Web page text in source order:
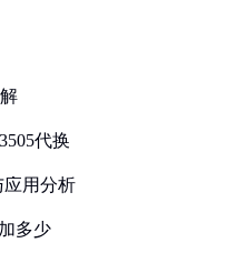
代换
应用分析
多少